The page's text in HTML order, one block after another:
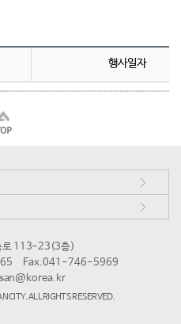
행사일자
로 113-23(3층)
Fax.041-746-5969
CITY. ALL RIGHTS RESERVED.